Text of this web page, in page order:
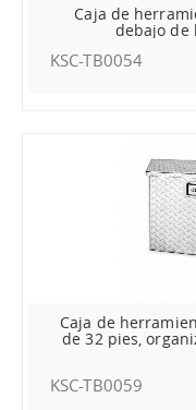
Caja de
debajo de
KSC-TB0054
Caja de
de 32 pies,
KSC-TB0059